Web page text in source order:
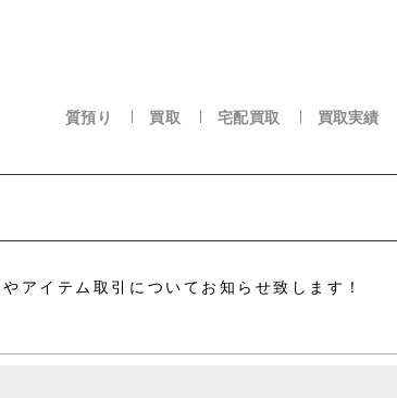
質預り 買取 宅配買取 買取実績
アイテム取引についてお知らせ致します！